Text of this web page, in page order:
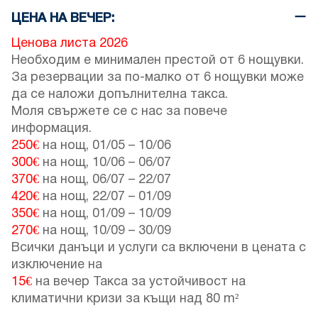
ЦЕНА НА ВЕЧЕР:
Ценова листа 2026
Необходим е минимален престой от 6 нощувки.
За резервации за по-малко от 6 нощувки може
да се наложи допълнителна такса.
Моля свържете се с нас за повече
информация.
250€ на нощ, 01/05 – 10/06
300€ на нощ, 10/06 – 06/07
370€ на нощ, 06/07 – 22/07
420€ на нощ, 22/07 – 01/09
350€ на нощ, 01/09 – 10/09
270€ на нощ, 10/09 – 30/09
Всички данъци и услуги са включени в цената с
изключение на
15€ на вечер Такса за устойчивост на
климатични кризи за къщи над 80 m²